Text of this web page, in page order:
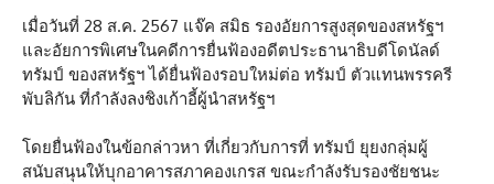
เมื่อวันที่ 28 ส.ค. 2567 แจ๊ค สมิธ รองอัยการสูงสุดของสหรัฐฯ
และอัยการพิเศษในคดีการยื่นฟ้องอดีตประธานาธิบดีโดนัลด์
ทรัมป์ ของสหรัฐฯ ได้ยื่นฟ้องรอบใหม่ต่อ ทรัมป์ ตัวแทนพรรครี
พับลิกัน ที่กำลังลงชิงเก้าอี้ผู้นำสหรัฐฯ
โดยยื่นฟ้องในข้อกล่าวหา ที่เกี่ยวกับการที่ ทรัมป์ ยุยงกลุ่มผู้
สนับสนุนให้บุกอาคารสภาคองเกรส ขณะกำลังรับรองชัยชนะ